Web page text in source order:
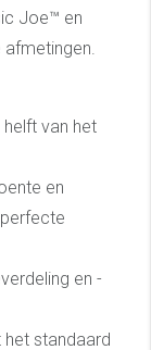
Joe™ en
afmetingen.
van het
en
en -
standaard